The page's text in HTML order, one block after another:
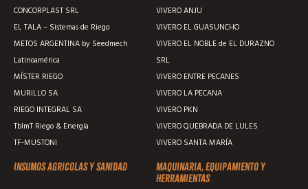
CONCORPLAST SRL
EL TALA – Sistemas de Riego
METOS ARGENTINA by Seedmech
Latinoamérica
MÍSTER RIEGO
MURILLO SA
RIEGO INTEGRAL SA
TblmT Riego & Energía
TF-MUSTONI
VIVERO ANJU
VIVERO EL GUASUNCHO
VIVERO EL NOBLE de EL DURAZNO
SRL
VIVERO ENTRE PECANES
VIVERO LA PECANA
VIVERO PKN
VIVERO QUEBRADA DE LULES
VIVERO SANTA MARÍA
Insumos agricolas y sanidad
Maquinaria, equipamiento y
herramientas